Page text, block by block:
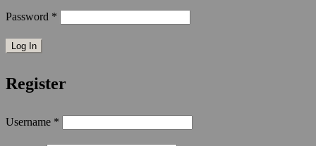
Password *
Register
Username *